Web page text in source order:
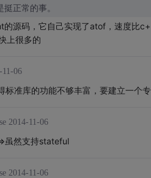
正常的事。
的源码，它自己实现了atof，速度比
上很多的
11-06
标准库的功能不够丰富，要建立一个
2014-11-06
虽然支持stateful
2014-11-06